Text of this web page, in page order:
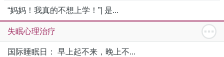
“妈妈！我真的不想上学！”| 是...
失眠心理治疗
国际睡眠日： 早上起不来，晚上不...